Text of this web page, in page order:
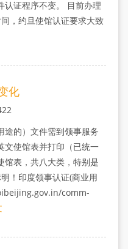
认证程序不变。 目前办理
，约旦使馆认证要求大致
化
途的）文件需到领事服务
文使馆表并打印（已统一
馆表，共八大类，特别是
！印度领事认证(商业用
comm-